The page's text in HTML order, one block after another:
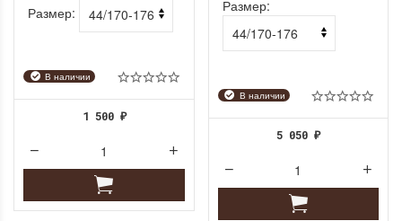
Размер:
В наличии
1 500 ₽
Размер:
В наличии
5 050₽